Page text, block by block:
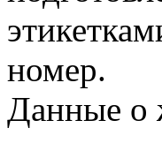
номер.
Данные о